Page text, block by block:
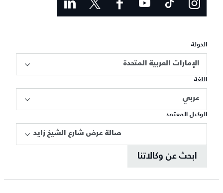
الدولة
الإمارات العربية المتحدة
اللغة
عربي
الوكيل المعتمد
صالة عرض شارع الشيخ زايد
ابحث عن وكالاتنا